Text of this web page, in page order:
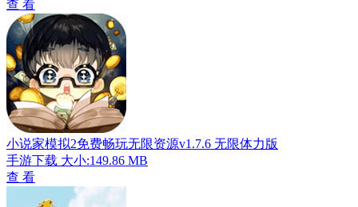
查 看
小说家模拟2免费畅玩无限资源v1.7.6 无限体力版
手游下载 大小:149.86 MB
查 看